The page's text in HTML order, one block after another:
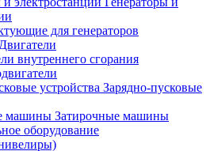
для генераторов
Двигатели
внутреннего сгорания
Зарядно-пусковые
Затирочные машины